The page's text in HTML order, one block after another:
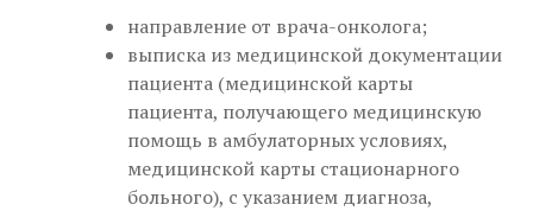
направление от врача-онколога;
выписка из медицинской документации
пациента (медицинской карты
пациента, получающего медицинскую
помощь в амбулаторных условиях,
медицинской карты стационарного
больного), с указанием диагноза,